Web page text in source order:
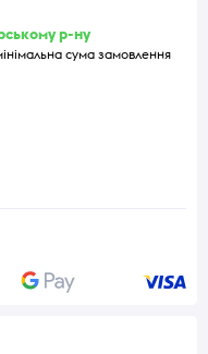
р-ну
сума замовлення